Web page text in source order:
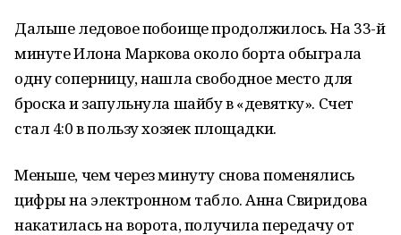
Дальше ледовое побоище продолжилось. На 33-й
минуте Илона Маркова около борта обыграла
одну соперницу, нашла свободное место для
броска и запульнула шайбу в «девятку». Счет
стал 4:0 в пользу хозяек площадки.
Меньше, чем через минуту снова поменялись
цифры на электронном табло. Анна Свиридова
накатилась на ворота, получила передачу от